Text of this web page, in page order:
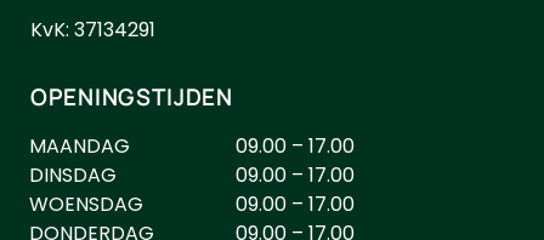
KvK: 37134291
OPENINGSTIJDEN
MAANDAG
DINSDAG
WOENSDAG
DONDERDAG
09.00 – 17.00
09.00 – 17.00
09.00 – 17.00
09.00 – 17.00